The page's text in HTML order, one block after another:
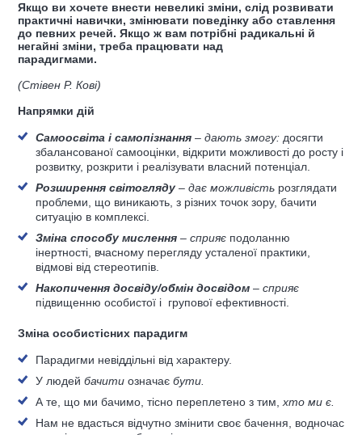
Якщо ви хочете внести невеликі зміни, слід розвивати
практичні навички, змінювати поведінку або ставлення
до певних речей. Якщо ж вам потрібні радикальні й
негайні зміни, треба працювати над
парадигмами.
(Стівен Р. Кові)
Напрямки дій
Самоосвіта і самопізнання – дають змогу: досягти
збалансованої самооцінки, відкрити можливості до росту і
розвитку, розкрити і реалізувати власний потенціал.
Розширення світогляду – дає можливість розглядати
проблеми, що виникають, з різних точок зору, бачити
ситуацію в комплексі.
Зміна способу мислення – сприяє подоланню
інертності, вчасному перегляду усталеної практики,
відмові від стереотипів.
Накопичення досвіду/обмін досвідом – сприяє
підвищенню особистої і групової ефективності.
Зміна особистісних парадигм
Парадигми невіддільні від характеру.
У людей бачити означає бути.
А те, що ми бачимо, тісно переплетено з тим,хто ми є.
Нам не вдасться відчутно змінити своє бачення, водночас